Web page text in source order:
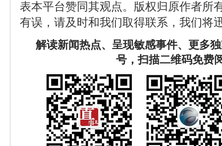
表本平台赞同其观点。版权归原作者所
有误，请及时和我们取得联系，我们将
解读新闻热点、呈现敏感事件、更多
号，扫描二维码免费